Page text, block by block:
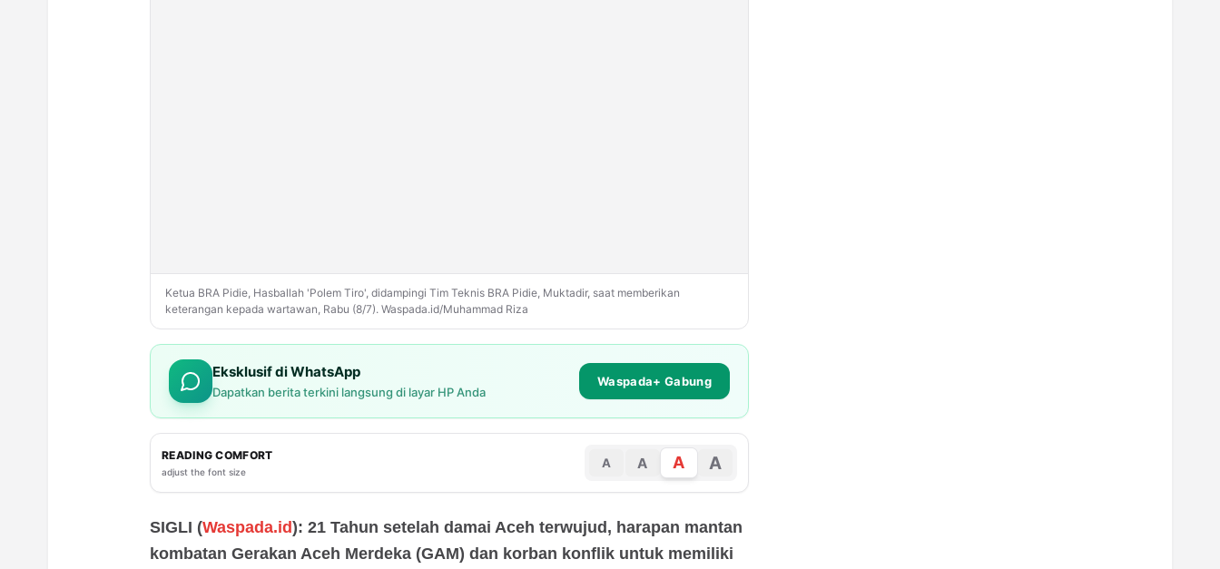
Ketua BRA Pidie, Hasballah 'Polem Tiro', didampingi Tim Teknis BRA Pidie, Muktadir, saat memberikan
keterangan kepada wartawan, Rabu (8/7). Waspada.id/Muhammad Riza
Eksklusif di WhatsApp
Dapatkan berita terkini langsung di layar HP Anda
Waspada+ Gabung
READING COMFORT
adjust the font size
A A A A
SIGLI (Waspada.id): 21 Tahun setelah damai Aceh terwujud, harapan mantan
kombatan Gerakan Aceh Merdeka (GAM) dan korban konflik untuk memiliki